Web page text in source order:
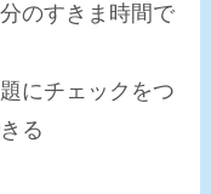
のすきま時間で
にチェックをつ
る